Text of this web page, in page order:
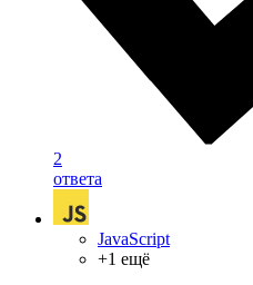
2
ответа
JavaScript
+1 ещё